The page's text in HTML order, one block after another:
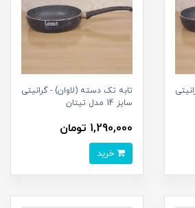
تابه تک دسته (لاوان) - گرانیتی
سایز 14 مدل تیتان
1,290,000 تومان